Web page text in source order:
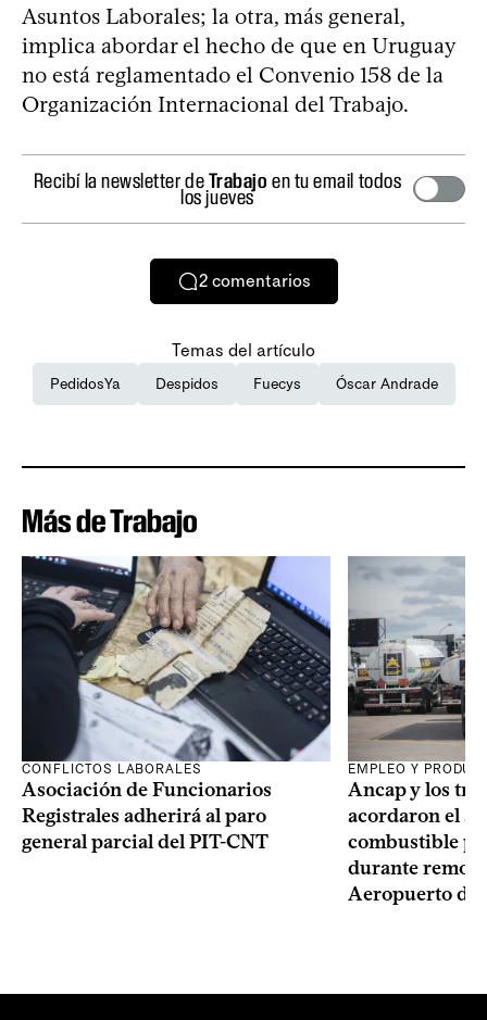
Asuntos Laborales; la otra, más general,
implica abordar el hecho de que en Uruguay
no está reglamentado el Convenio 158 de la
Organización Internacional del Trabajo.
Recibí la newsletter deTrabajo en tu email todos
los jueves
2 comentarios
Temas del artículo
PedidosYa Despidos Fuecys Óscar Andrade
Más de Trabajo
CONFLICTOS LABORALES
Asociación de Funcionarios
Registrales adherirá al paro
general parcial del PIT-CNT
EMPLEO Y
Ancap y los
acordaron el
combustible
durante
Aeropuerto de